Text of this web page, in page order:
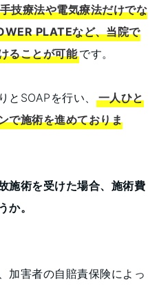
手技療法や電気療法だけでな
PLATEなど、当院で
ることが可能です。
とSOAPを行い、
一人ひと
で施術を進めておりま
術を受けた場合、施術費
か。
加害者の自賠責保険によっ